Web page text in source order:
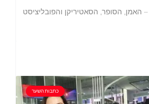
– האמן, הסופר, הסאטיריקן והפובליציסט
כתבות השער